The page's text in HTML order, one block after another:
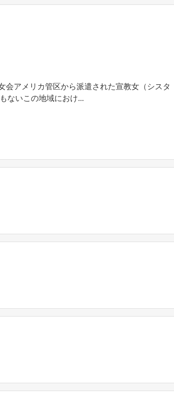
会アメリカ管区から派遣された宣教女（シスタ
ないこの地域におけ...